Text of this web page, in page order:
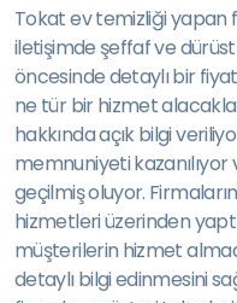
Tokat ev temizliği yapan
iletişimde şeffaf ve
öncesinde detaylı bir
ne tür bir hizmet
hakkında açık bilgi
memnuniyeti kazanılıyor
geçilmiş oluyor.
hizmetleri üzerinden
müşterilerin hizmet
detaylı bilgi edinmesini